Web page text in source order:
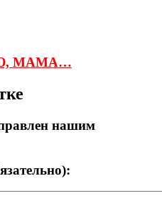
МАМА…
нашим